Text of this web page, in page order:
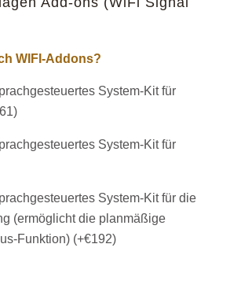
WIFI-Addons?
System-Kit für
)
System-Kit für
System-Kit für die
(ermöglicht die planmäßige
Funktion) (+€192)